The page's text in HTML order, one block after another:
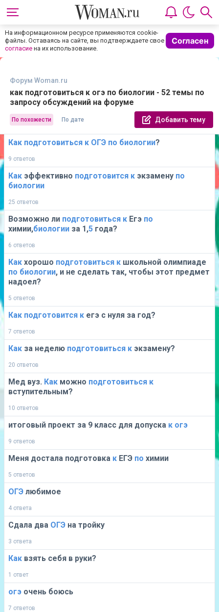
На информационном ресурсе применяются cookie-
файлы. Оставаясь на сайте, вы подтверждаете свое
согласие на их использование.
Согласен
Форум Woman.ru
как подготовиться к огэ по биологии - 52 темы по
запросу обсуждений на форуме
По похожести По дате Добавить тему
Как подготовиться к ОГЭ по биологии?
9 ответов
Как эффективно подготовится к экзамену по
биологии
25 ответов
Возможно ли подготовиться к Егэ по
химии,биологии за 1,5 года?
6 ответов
Как хорошо подготовиться к школьной олимпиаде
по биологии, и не сделать так, чтобы этот предмет
надоел?
5 ответов
Как подготовится к егэ с нуля за год?
7 ответов
Как за неделю подготовиться к экзамену?
20 ответов
Мед вуз. Как можно подготовиться к
вступительным?
10 ответов
итоговый проект за 9 класс для допуска к огэ
9 ответов
Меня достала подготовка к ЕГЭ по химии
5 ответов
ОГЭ любимое
4 ответа
Сдала два ОГЭ на тройку
3 ответа
Как взять себя в руки?
1 ответ
огэ очень боюсь
7 ответов